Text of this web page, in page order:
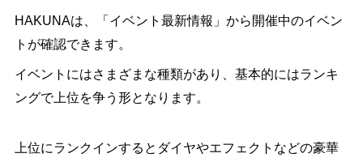
HAKUNAは、「イベント最新情報」から開催中のイベン
トが確認できます。
イベントにはさまざまな種類があり、基本的にはランキ
ングで上位を争う形となります。
上位にランクインするとダイヤやエフェクトなどの豪華